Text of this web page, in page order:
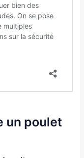
un poulet